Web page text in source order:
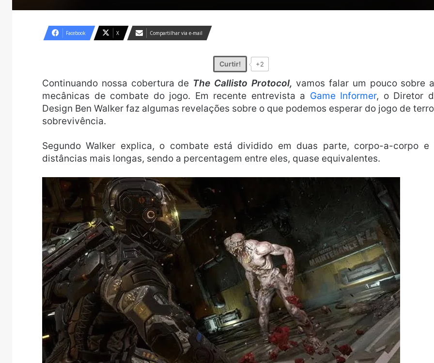
X e-
Facebook X Compartilhar via e-mail
Curtir! +2
Continuando nossa cobertura de The Callisto Protocol, vamos falar um pouco sobre
mecânicas de combate do jogo. Em recente entrevista a Game Informer, o Diretor
Design Ben Walker faz algumas revelações sobre o que podemos esperar do jogo de
sobrevivência.
Segundo Walker explica, o combate está dividido em duas parte, corpo-a-corpo e
distâncias mais longas, sendo a percentagem entre eles, quase equivalentes.